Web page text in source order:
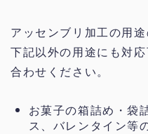
アッセンブリ加工の用
下記以外の用途にも対
合わせください。
お菓子の箱詰め・袋
ス、バレンタイン等